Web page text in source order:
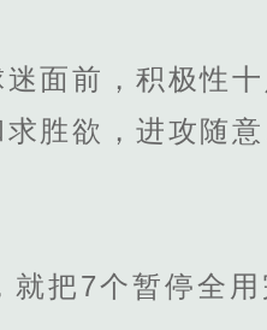
面前，积极性十
胜欲，进攻随
把7个暂停全用